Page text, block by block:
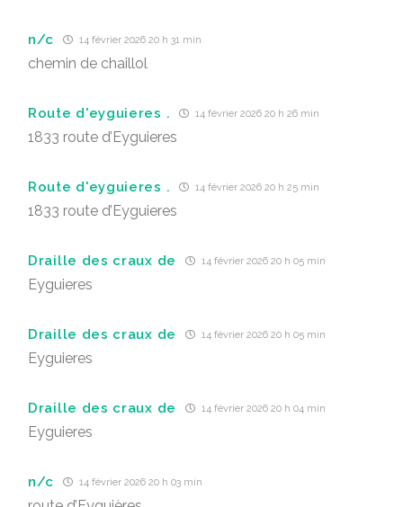
n/c 14 février 2026 20 h 31 min
chemin de chaillol
Route d'eyguieres . 14 février 2026 20 h 26 min
1833 route d’Eyguieres
Route d'eyguieres . 14 février 2026 20 h 25 min
1833 route d’Eyguieres
Draille des craux de 14 février 2026 20 h 05 min
Eyguieres
Draille des craux de 14 février 2026 20 h 05 min
Eyguieres
Draille des craux de 14 février 2026 20 h 04 min
Eyguieres
n/c 14 février 2026 20 h 03 min